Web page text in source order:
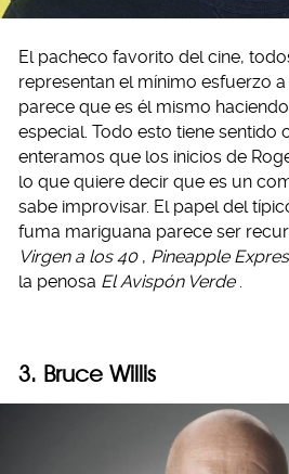
El pacheco favorito del cine,
representan el mínimo esfuerzo
parece que es él mismo
especial. Todo esto tiene sentido
enteramos que los inicios de
lo que quiere decir que es un
sabe improvisar. El papel del
fuma mariguana parece ser
Virgen a los 40 , Pineapple
la penosa El Avispón Verde .
3. Bruce Willis